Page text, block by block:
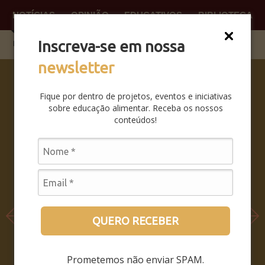
Inscreva-se em nossa
newsletter
Fique por dentro de projetos, eventos e iniciativas
sobre educação alimentar. Receba os nossos
conteúdos!
QUERO RECEBER
Prometemos não enviar SPAM.
NOTÍCIAS OPINIÃO EDUCATIVOS BIBLIOTECA
COMO SER
E NÃO SER
– COMO
ER SENDO,
QUANDO O
MUNDO
INTEIRO
PASSA A
HABITAR
DENTRO DO
SEU